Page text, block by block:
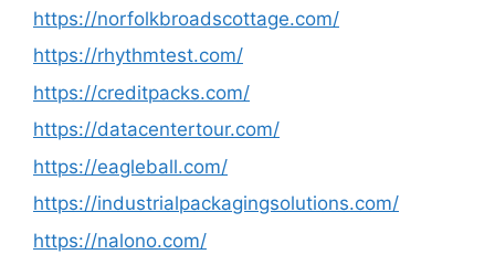
https://norfolkbroadscottage.com/
https://rhythmtest.com/
https://creditpacks.com/
https://datacentertour.com/
https://eagleball.com/
https://industrialpackagingsolutions.com/
https://nalono.com/